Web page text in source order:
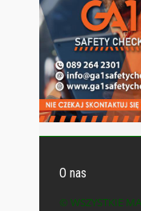
O nas
© WSZYSTKIE